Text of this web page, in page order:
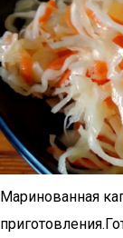
Маринованная